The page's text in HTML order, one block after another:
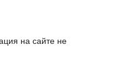
на сайте не